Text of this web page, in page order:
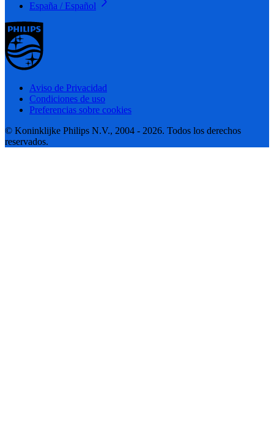
España / Español
Aviso de Privacidad
Condiciones de uso
Preferencias sobre cookies
© Koninklijke Philips N.V., 2004 - 2026. Todos los derechos
reservados.